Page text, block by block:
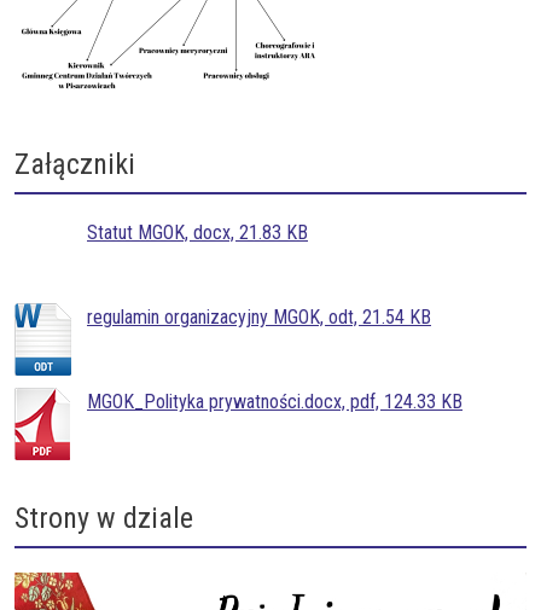
Załączniki
Statut MGOK, docx, 21.83 KB
regulamin organizacyjny MGOK, odt, 21.54 KB
MGOK_Polityka prywatności.docx, pdf, 124.33 KB
Strony w dziale